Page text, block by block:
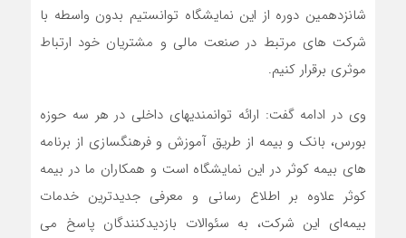
شانزدهمین دوره از این نمایشگاه توانستیم بدون واسطه با
شرکت های مرتبط در صنعت مالی و مشتریان خود ارتباط
موثری برقرار کنیم.
وی در ادامه گفت: ارائه توانمندی­های داخلی در هر سه حوزه
بورس، بانک و بیمه از طریق آموزش و فرهنگسازی از برنامه
های بیمه کوثر در این نمایشگاه است و همکاران ما در بیمه
کوثر علاوه بر اطلاع رسانی و معرفی جدیدترین خدمات
بیمه‌ای این شرکت، به سئوالات بازدیدکنندگان پاسخ می­‌